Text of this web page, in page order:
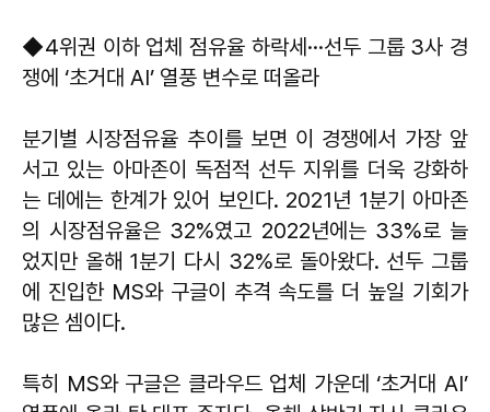
◆4위권 이하 업체 점유율 하락세···선두 그룹 3사 경
쟁에 ‘초거대 AI’ 열풍 변수로 떠올라
분기별 시장점유율 추이를 보면 이 경쟁에서 가장 앞
서고 있는 아마존이 독점적 선두 지위를 더욱 강화하
는 데에는 한계가 있어 보인다. 2021년 1분기 아마존
의 시장점유율은 32%였고 2022년에는 33%로 늘
었지만 올해 1분기 다시 32%로 돌아왔다. 선두 그룹
에 진입한 MS와 구글이 추격 속도를 더 높일 기회가
많은 셈이다.
특히 MS와 구글은 클라우드 업체 가운데 ‘초거대 AI’